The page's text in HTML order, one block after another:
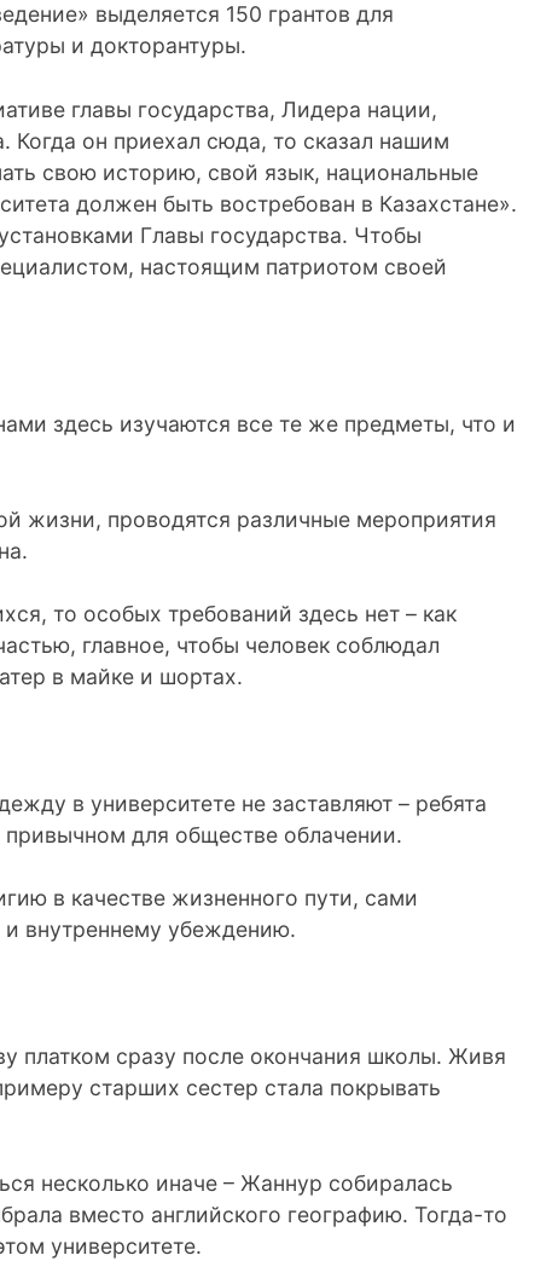
выделяется 150 грантов для
и докторантуры.
главы государства, Лидера нации,
Когда он приехал сюда, то сказал нашим
свою историю, свой язык, национальные
должен быть востребован в Казахстане».
Главы государства. Чтобы
настоящим патриотом своей
здесь изучаются все те же предметы, что и
жизни, проводятся различные мероприятия
то особых требований здесь нет – как
главное, чтобы человек соблюдал
в майке и шортах.
в университете не заставляют – ребята
для обществе облачении.
в качестве жизненного пути, сами
внутреннему убеждению.
платком сразу после окончания школы. Живя
старших сестер стала покрывать
несколько иначе – Жаннур собиралась
вместо английского географию. Тогда-то
университете.